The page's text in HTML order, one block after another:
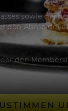
sowie
den
den